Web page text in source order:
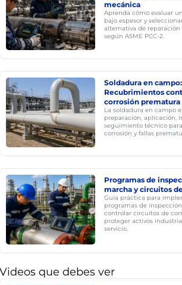
mecánica
Aprenda cómo evaluar
bajo espesor y
alternativa de reparación
según ASME PCC-2.
Soldadura en campo:
Recubrimientos
corrosión prematura
La soldadura en campo
preparación, aplicación,
seguimiento técnico
corrosión y fallas
Programas de
marcha y circuitos
Guía práctica para
programas de
controlar circuitos de
proteger activos
servicio.
Videos que debes ver